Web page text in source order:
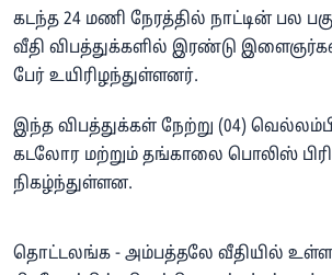
கடந்த 24 மணி நேரத்தில் நாட்டின் பல
வீதி விபத்துக்களில் இரண்டு
பேர் உயிரிழந்துள்ளனர்.
இந்த விபத்துக்கள் நேற்று (04)
கடலோர மற்றும் தங்காலை பொலிஸ்
நிகழ்ந்துள்ளன.
தொட்டலங்க - அம்பத்தலே வீதியில்